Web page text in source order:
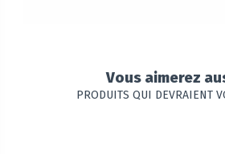
Vous aimerez
PRODUITS QUI DEVRAIENT